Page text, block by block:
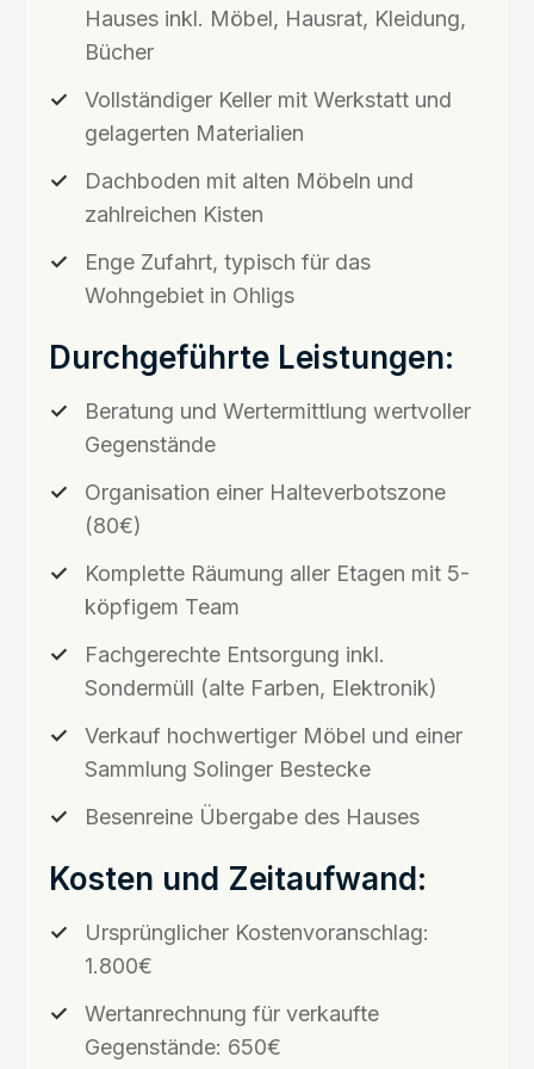
Hauses inkl. Möbel, Hausrat, Kleidung,
Bücher
Vollständiger Keller mit Werkstatt und
gelagerten Materialien
Dachboden mit alten Möbeln und
zahlreichen Kisten
Enge Zufahrt, typisch für das
Wohngebiet in Ohligs
Durchgeführte Leistungen:
Beratung und Wertermittlung wertvoller
Gegenstände
Organisation einer Halteverbotszone
(80€)
Komplette Räumung aller Etagen mit 5-
köpfigem Team
Fachgerechte Entsorgung inkl.
Sondermüll (alte Farben, Elektronik)
Verkauf hochwertiger Möbel und einer
Sammlung Solinger Bestecke
Besenreine Übergabe des Hauses
Kosten und Zeitaufwand:
Ursprünglicher Kostenvoranschlag:
1.800€
Wertanrechnung für verkaufte
Gegenstände: 650€